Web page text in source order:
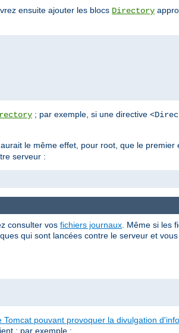
ensuite ajouter les blocs Directory
; par exemple, si une directive
aurait le même effet, pour root, que le premier
serveur :
consulter vos fichiers journaux . Même si les
qui sont lancées contre le serveur et
Tomcat pouvant provoquer la divulgation
; par exemple :